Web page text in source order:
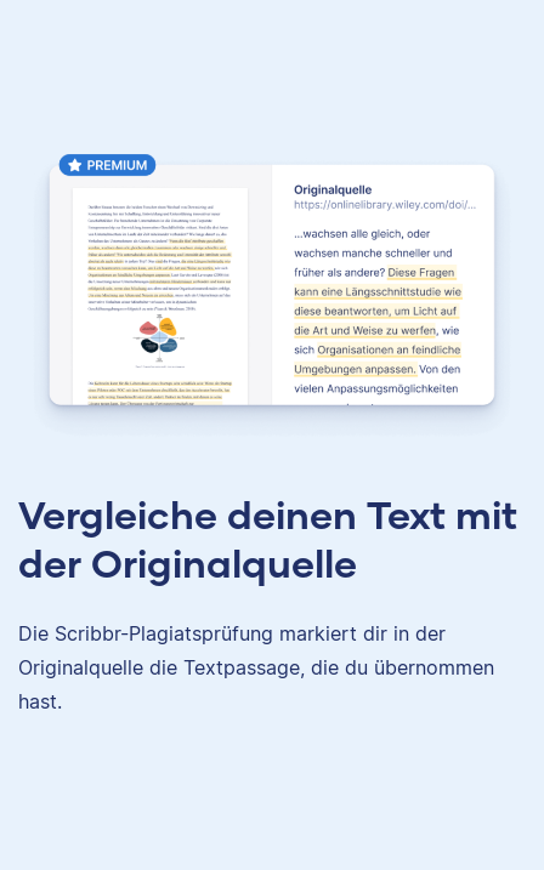
Vergleiche deinen Text mit
der Originalquelle
Die Scribbr-Plagiatsprüfung markiert dir in der
Originalquelle die Textpassage, die du übernommen
hast.